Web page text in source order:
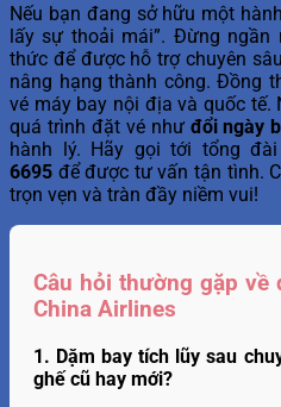
Nếu bạn đang sở hữu một
lấy sự thoải mái”. Đừng
thức để được hỗ trợ chuyên
nâng hạng thành công. Đồng
vé máy bay nội địa và quốc tế.
quá trình đặt vé như đổi ngày
hành lý. Hãy gọi tới tổng
6695 để được tư vấn tận tình.
trọn vẹn và tràn đầy niềm vui!
Câu hỏi thường gặp về
China Airlines
1. Dặm bay tích lũy sau
ghế cũ hay mới?